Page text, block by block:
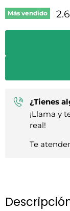
Más vendido
¿Tienes
¡Llama y
real!
Te